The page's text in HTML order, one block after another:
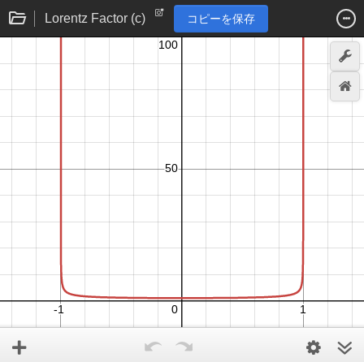
Lorentz Factor (c) コピーを保存